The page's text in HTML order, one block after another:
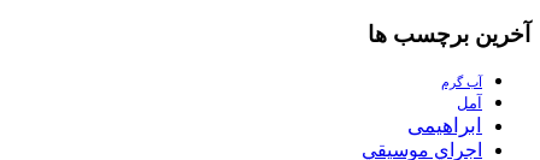
آخرین برچسب ها
آب گرم
آمل
ابراهیمی
اجراي موسيقي